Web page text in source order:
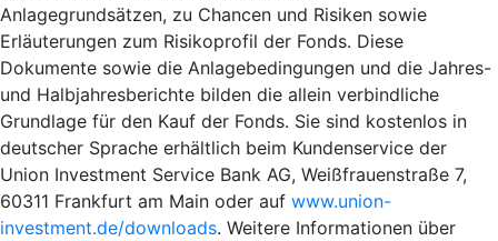
Anlagegrundsätzen, zu Chancen und Risiken sowie
Erläuterungen zum Risikoprofil der Fonds. Diese
Dokumente sowie die Anlagebedingungen und die Jahres-
und Halbjahresberichte bilden die allein verbindliche
Grundlage für den Kauf der Fonds. Sie sind kostenlos in
deutscher Sprache erhältlich beim Kundenservice der
Union Investment Service Bank AG, Weißfrauenstraße 7,
60311 Frankfurt am Main oder auf www.union-
investment.de/downloads. Weitere Informationen über